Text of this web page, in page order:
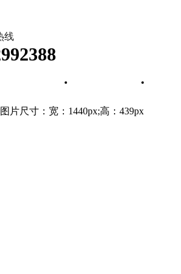
线